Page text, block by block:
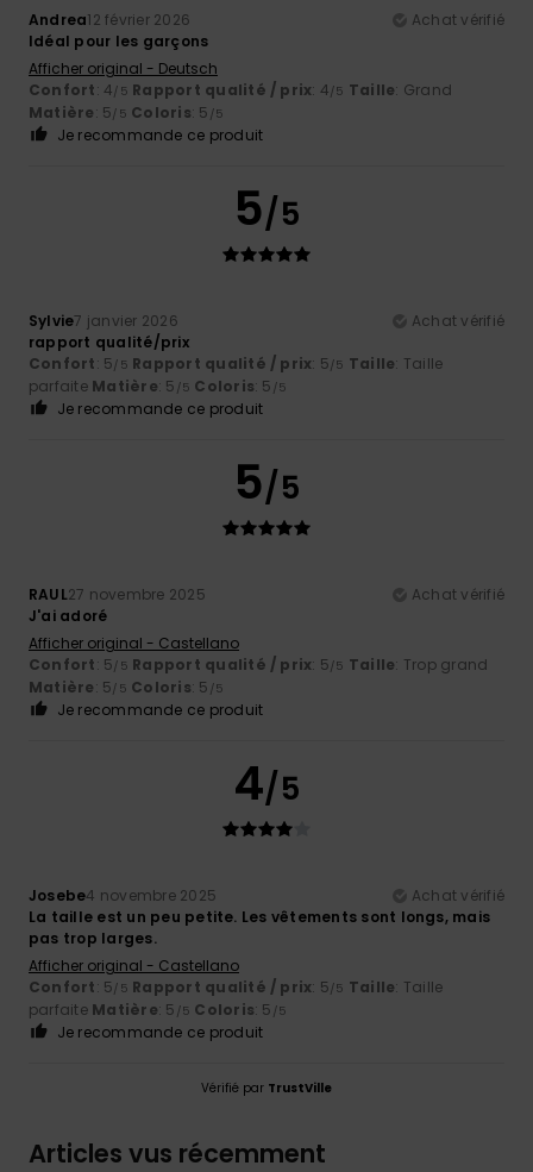
Andrea12 février 2026
Achat vérifié
Idéal pour les garçons
Afficher original - Deutsch
Confort: 4/5 Rapport qualité / prix: 4/5 Taille: Grand
Matière: 5/5 Coloris: 5 /5
Je recommande ce produit
5/5
Sylvie7 janvier 2026
Achat vérifié
rapport qualité/prix
Confort: 5/5 Rapport qualité / prix: 5/5 Taille: Taille
parfaite Matière: 5 /5 Coloris: 5 /5
Je recommande ce produit
5/5
RAUL27 novembre 2025
Achat vérifié
J'ai adoré
Afficher original - Castellano
Confort: 5/5 Rapport qualité / prix: 5/5 Taille: Trop grand
Matière: 5/5 Coloris: 5 /5
Je recommande ce produit
4/5
Josebe4 novembre 2025
Achat vérifié
La taille est un peu petite. Les vêtements sont longs, mais
pas trop larges.
Afficher original - Castellano
Confort: 5/5 Rapport qualité / prix: 5/5 Taille: Taille
parfaite Matière: 5 /5 Coloris: 5 /5
Je recommande ce produit
Vérifié par TrustVille
Articles vus récemment